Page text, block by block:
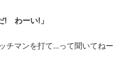
! わーい!」
マンを打て...って聞いてねー